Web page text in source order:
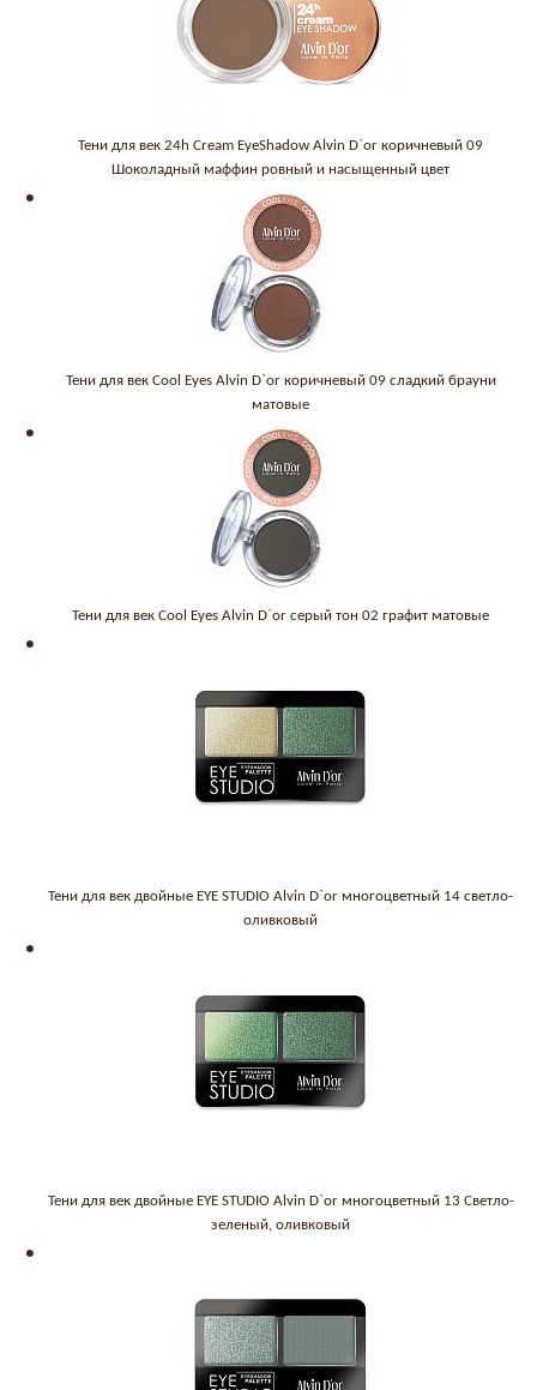
Тени для век 24h Cream EyeShadow Alvin D`or коричневый 09
Шоколадный маффин ровный и насыщенный цвет
Тени для век Cool Eyes Alvin D`or коричневый 09 сладкий брауни
матовые
Тени для век Cool Eyes Alvin D`or серый тон 02 графит матовые
Тени для век двойные EYE STUDIO Alvin D`or многоцветный 14 светло-
оливковый
Тени для век двойные EYE STUDIO Alvin D`or многоцветный 13 Светло-
зеленый, оливковый